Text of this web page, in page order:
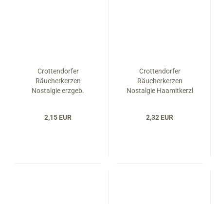
Crottendorfer
Räucherkerzen
Nostalgie erzgeb.
2,15 EUR
Crottendorfer
Räucherkerzen
Nostalgie Haamitkerzl
2,32 EUR